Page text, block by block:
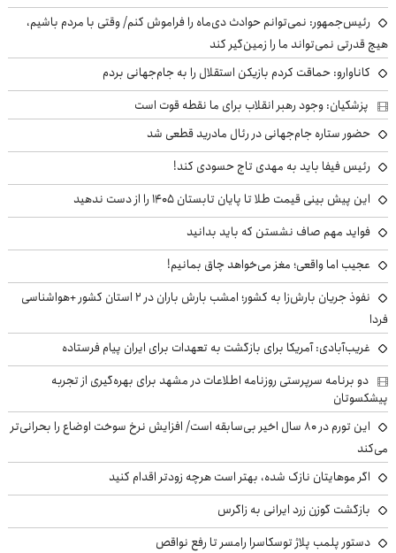
رئیس‌جمهور: نمی‌توانم حوادث دی‌ماه را فراموش کنم/ وقتی با مردم باشیم،
هیچ قدرتی نمی‌تواند ما را زمین‌گیر کند
کاناوارو: حماقت کردم بازیکن استقلال را به جام‌جهانی بردم
پزشکیان: وجود رهبر انقلاب برای ما نقطه قوت است
حضور ستاره جام‌جهانی در رئال مادرید قطعی شد
رئیس فیفا باید به مهدی تاج حسودی کند!
این پیش بینی قیمت طلا تا پایان تابستان ۱۴۰۵ را از دست ندهید
فواید مهم صاف نشستن که باید بدانید
عجیب اما واقعی؛ مغز می‌خواهد چاق بمانیم!
نفوذ جریان بارش‌زا به کشور؛ امشب بارش باران در ۲ استان کشور +هواشناسی
فردا
غریب‌آبادی: آمریکا برای بازگشت به تعهدات برای ایران پیام فرستاده
دو برنامه سرپرستی روزنامه اطلاعات در مشهد برای بهره‌گیری از تجربه
پیشکسوتان
این تورم در ۸۰ سال اخیر بی‌سابقه است/ افزایش نرخ سوخت اوضاع را بحرانی‌تر
می‌کند
اگر موهایتان نازک شده، بهتر است هرچه زودتر اقدام کنید
بازگشت گوزن زرد ایرانی به زاگرس
دستور پلمب پلاژ توسکاسرا رامسر تا رفع نواقص